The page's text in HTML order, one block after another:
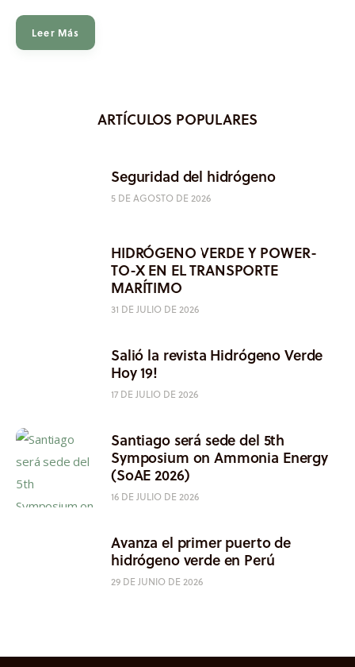
Leer Más
ARTÍCULOS POPULARES
Seguridad del hidrógeno
5 DE AGOSTO DE 2026
HIDRÓGENO VERDE Y POWER-
TO-X EN EL TRANSPORTE
MARÍTIMO
31 DE JULIO DE 2026
Salió la revista Hidrógeno Verde
Hoy 19!
17 DE JULIO DE 2026
Santiago será sede del 5th
Symposium on Ammonia Energy
(SoAE 2026)
16 DE JULIO DE 2026
Avanza el primer puerto de
hidrógeno verde en Perú
29 DE JUNIO DE 2026